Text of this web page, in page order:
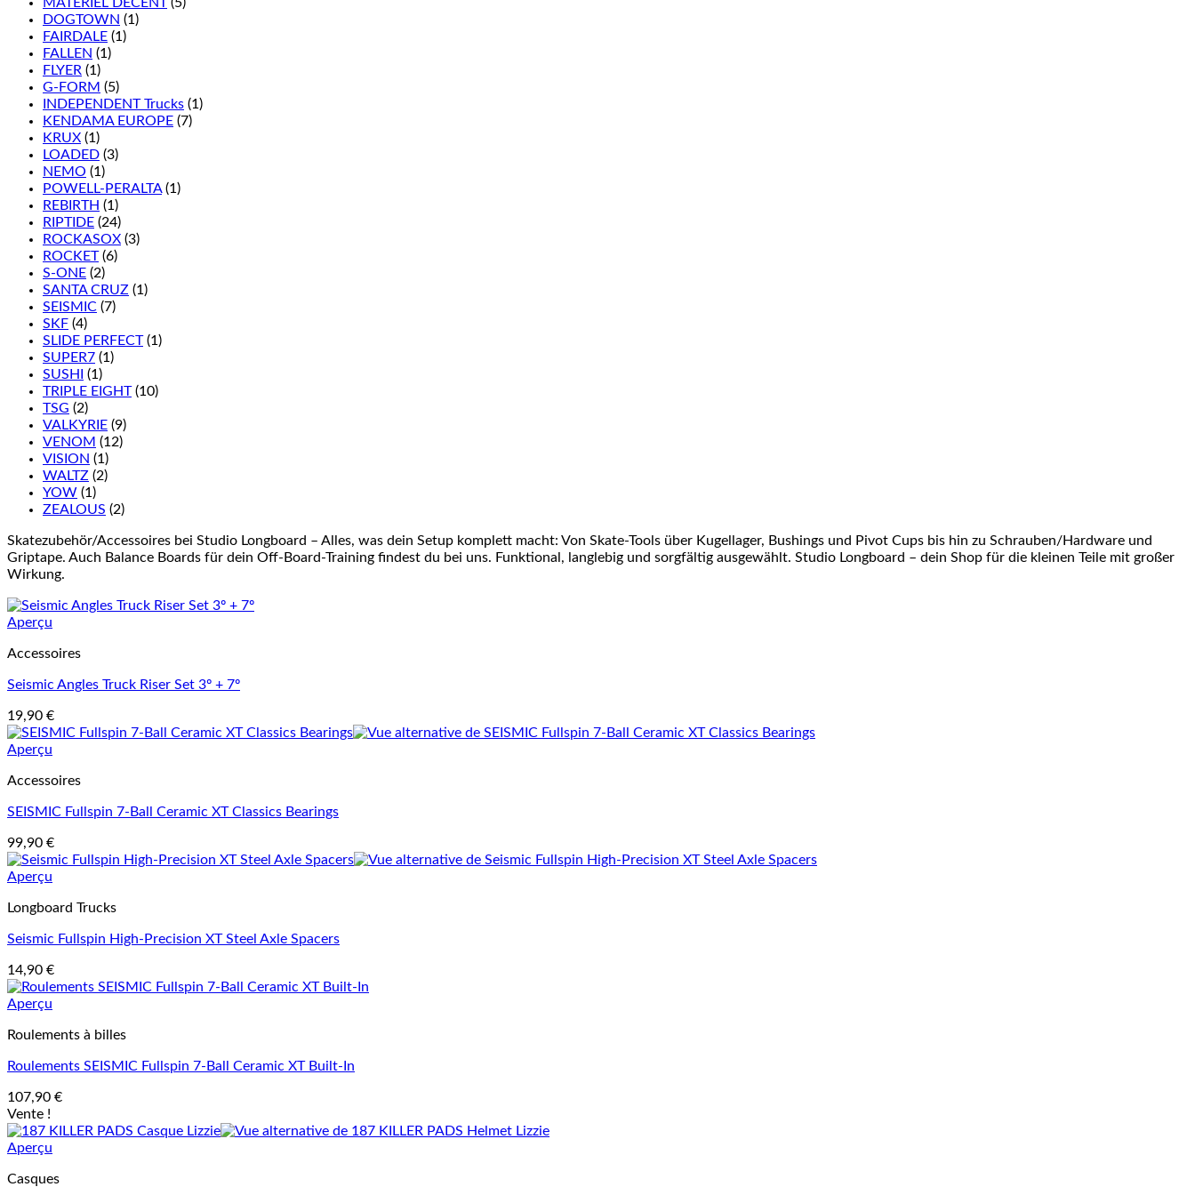
DOGTOWN (1)
FAIRDALE (1)
FALLEN (1)
FLYER (1)
G-FORM (5)
INDEPENDENT Trucks (1)
KENDAMA EUROPE (7)
KRUX (1)
LOADED (3)
NEMO (1)
POWELL-PERALTA (1)
REBIRTH (1)
RIPTIDE (24)
ROCKASOX (3)
ROCKET (6)
S-ONE (2)
SANTA CRUZ (1)
SEISMIC (7)
SKF (4)
SLIDE PERFECT (1)
SUPER7 (1)
SUSHI
(1)
TRIPLE EIGHT (10)
TSG (2)
VALKYRIE (9)
VENOM (12)
VISION (1)
WALTZ (2)
YOW (1)
ZEALOUS (2)
Skatezubehör/Accessoires bei Studio Longboard – Alles, was dein Setup komplett macht: Von Skate-Tools über Kugellager, Bushings und Pivot Cups bis hin zu Schrauben/Hardware und
Griptape. Auch Balance Boards für dein Off-Board-Training findest du bei uns. Funktional, langlebig und sorgfältig ausgewählt. Studio Longboard – dein Shop für die kleinen Teile mit großer
Wirkung.
Aperçu
Accessoires
Seismic Angles Truck Riser Set 3º + 7º
19,90 €
Aperçu
Accessoires
SEISMIC Fullspin 7-Ball Ceramic XT Classics Bearings
99,90 €
Aperçu
Longboard Trucks
Seismic Fullspin High-Precision XT Steel Axle Spacers
14,90 €
Aperçu
Roulements à billes
Roulements SEISMIC Fullspin 7-Ball Ceramic XT Built-In
107,90 €
Vente !
Aperçu
Casques